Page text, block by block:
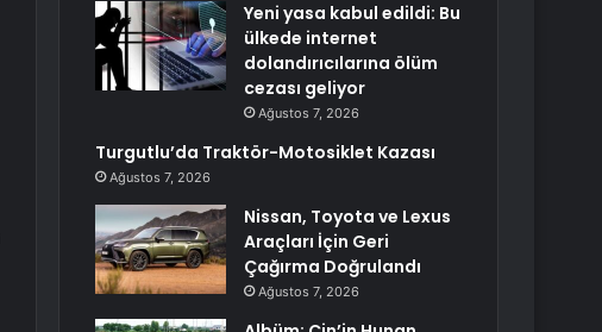
Yeni yasa kabul edildi: Bu
ülkede internet
dolandırıcılarına ölüm
cezası geliyor
Ağustos 7, 2026
Turgutlu’da Traktör-Motosiklet Kazası
Ağustos 7, 2026
Nissan, Toyota ve Lexus
Araçları İçin Geri
Çağırma Doğrulandı
Ağustos 7, 2026